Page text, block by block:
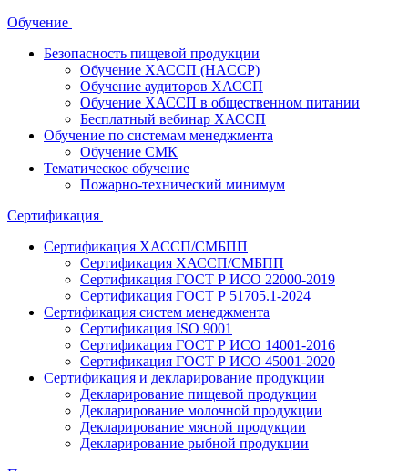
Обучение
Безопасность пищевой продукции
Обучение ХАССП (HACCP)
Обучение аудиторов ХАССП
Обучение ХАССП в общественном питании
Бесплатный вебинар ХАССП
Обучение по системам менеджмента
Обучение СМК
Тематическое обучение
Пожарно-технический минимум
Сертификация
Сертификация ХАССП/СМБПП
Сертификация ХАССП/СМБПП
Сертификация ГОСТ Р ИСО 22000-2019
Сертификация ГОСТ Р 51705.1-2024
Сертификация систем менеджмента
Сертификация ISO 9001
Сертификация ГОСТ Р ИСО 14001-2016
Сертификация ГОСТ Р ИСО 45001-2020
Сертификация и декларирование продукции
Декларирование пищевой продукции
Декларирование молочной продукции
Декларирование мясной продукции
Декларирование рыбной продукции